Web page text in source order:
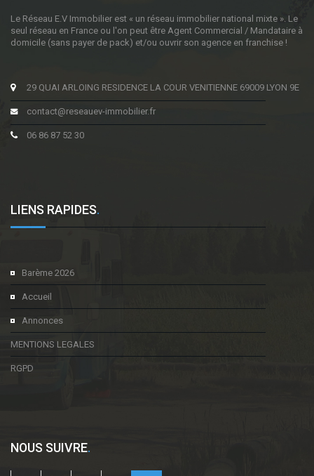
Le Réseau E.V Immobilier est « un réseau immobilier national mixte ». Le
seul réseau en France ou l'on peut être Agent Commercial / Mandataire à
domicile (sans payer de pack) et/ou ouvrir son agence en franchise !
29 QUAI ARLOING RESIDENCE LA COUR VENITIENNE 69009 LYON 9E
contact@reseauev-immobilier.fr
06 86 87 52 30
LIENS RAPIDES.
Barème 2026
Accueil
Annonces
MENTIONS LEGALES
RGPD
NOUS SUIVRE.